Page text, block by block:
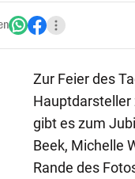
Zur Feier des
Hauptdarsteller
gibt es zum
Beek, Michelle
Rande des